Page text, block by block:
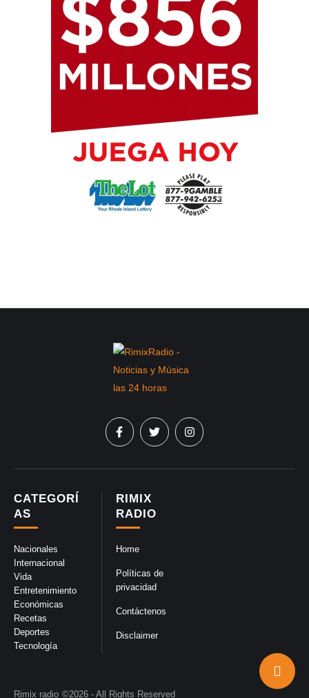
RIMIX
RADIO
Home
Políticas de
privacidad
Contáctenos
Disclaimer
CATEGORÍ
AS
Nacionales
Internacional
Vida
Entretenimiento
Económicas
Recetas
Deportes
Tecnología
Rimix radio ©2026 - All Rights Reserved